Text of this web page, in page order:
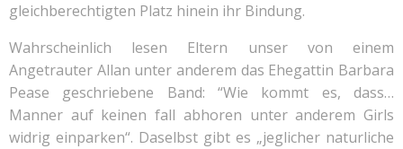
gleichberechtigten Platz hinein ihr Bindung.
Wahrscheinlich lesen Eltern unser von einem
Angetrauter Allan unter anderem das Ehegattin Barbara
Pease geschriebene Band: “Wie kommt es, dass…
Manner auf keinen fall abhoren unter anderem Girls
widrig einparken“. Daselbst gibt es „jeglicher naturliche